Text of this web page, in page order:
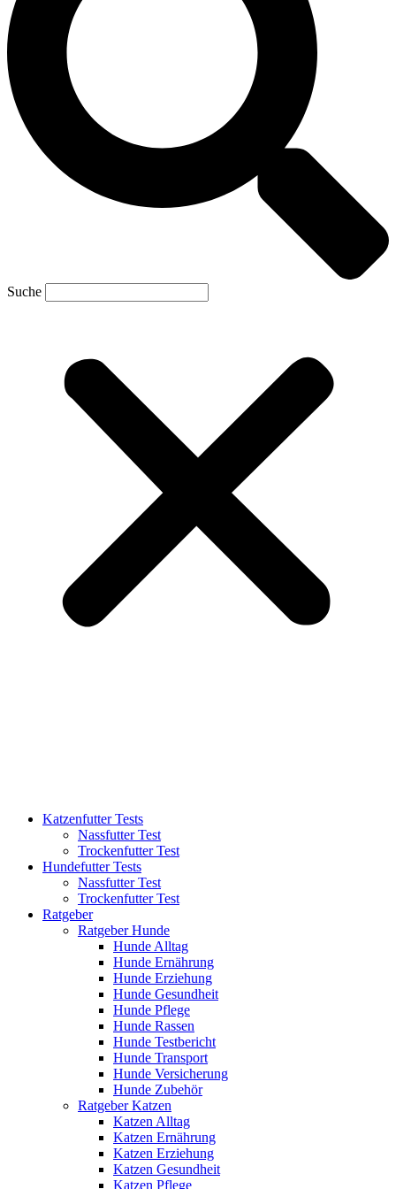
Suche
Katzenfutter Tests
Nassfutter Test
Trockenfutter Test
Hundefutter Tests
Nassfutter Test
Trockenfutter Test
Ratgeber
Ratgeber Hunde
Hunde Alltag
Hunde Ernährung
Hunde Erziehung
Hunde Gesundheit
Hunde Pflege
Hunde Rassen
Hunde Testbericht
Hunde Transport
Hunde Versicherung
Hunde Zubehör
Ratgeber Katzen
Katzen Alltag
Katzen Ernährung
Katzen Erziehung
Katzen Gesundheit
Katzen Pflege